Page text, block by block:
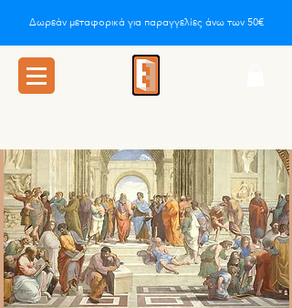
Δωρεάν μεταφορικά για παραγγελίες άνω των 50€